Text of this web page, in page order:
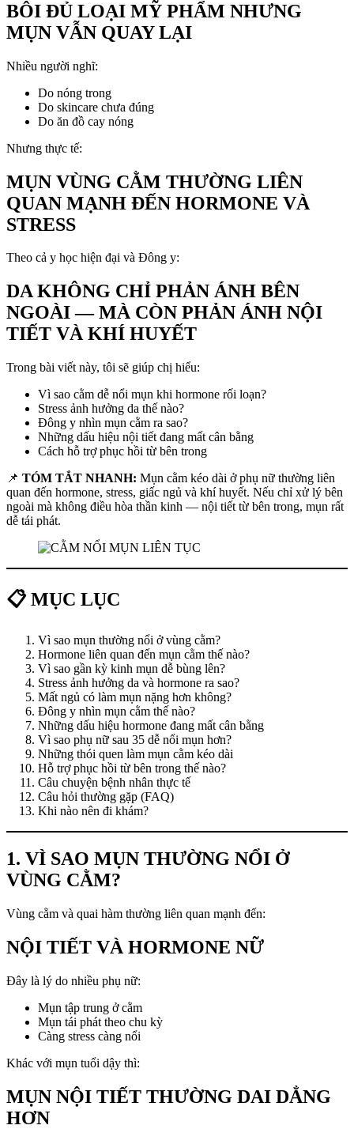
BÔI ĐỦ LOẠI MỸ PHẨM NHƯNG
MỤN VẪN QUAY LẠI
Nhiều người nghĩ:
Do nóng trong
Do skincare chưa đúng
Do ăn đồ cay nóng
Nhưng thực tế:
MỤN VÙNG CẰM THƯỜNG LIÊN
QUAN MẠNH ĐẾN HORMONE VÀ
STRESS
Theo cả y học hiện đại và Đông y:
DA KHÔNG CHỈ PHẢN ÁNH BÊN
NGOÀI — MÀ CÒN PHẢN ÁNH NỘI
TIẾT VÀ KHÍ HUYẾT
Trong bài viết này, tôi sẽ giúp chị hiểu:
Vì sao cằm dễ nổi mụn khi hormone rối loạn?
Stress ảnh hưởng da thế nào?
Đông y nhìn mụn cằm ra sao?
Những dấu hiệu nội tiết đang mất cân bằng
Cách hỗ trợ phục hồi từ bên trong
📌 TÓM TẮT NHANH: Mụn cằm kéo dài ở phụ nữ thường liên
quan đến hormone, stress, giấc ngủ và khí huyết. Nếu chỉ xử lý bên
ngoài mà không điều hòa thần kinh — nội tiết từ bên trong, mụn rất
dễ tái phát.
📋 MỤC LỤC
Vì sao mụn thường nổi ở vùng cằm?
Hormone liên quan đến mụn cằm thế nào?
Vì sao gần kỳ kinh mụn dễ bùng lên?
Stress ảnh hưởng da và hormone ra sao?
Mất ngủ có làm mụn nặng hơn không?
Đông y nhìn mụn cằm thế nào?
Những dấu hiệu hormone đang mất cân bằng
Vì sao phụ nữ sau 35 dễ nổi mụn hơn?
Những thói quen làm mụn cằm kéo dài
Hỗ trợ phục hồi từ bên trong thế nào?
Câu chuyện bệnh nhân thực tế
Câu hỏi thường gặp (FAQ)
Khi nào nên đi khám?
1. VÌ SAO MỤN THƯỜNG NỔI Ở
VÙNG CẰM?
Vùng cằm và quai hàm thường liên quan mạnh đến:
NỘI TIẾT VÀ HORMONE NỮ
Đây là lý do nhiều phụ nữ:
Mụn tập trung ở cằm
Mụn tái phát theo chu kỳ
Càng stress càng nổi
Khác với mụn tuổi dậy thì:
MỤN NỘI TIẾT THƯỜNG DAI DẲNG
HƠN